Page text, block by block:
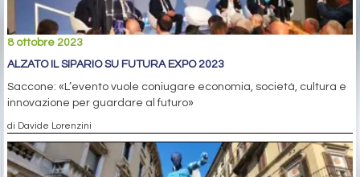
8 ottobre 2023
ALZATO IL SIPARIO SU FUTURA EXPO 2023
Saccone: «L’evento vuole coniugare economia, società, cultura e
innovazione per guardare al futuro»
di Davide Lorenzini